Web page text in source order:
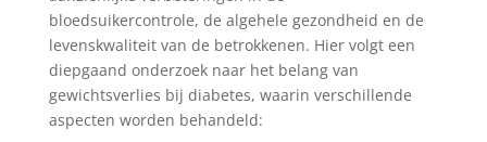
bloedsuikercontrole, de algehele gezondheid en de
levenskwaliteit van de betrokkenen. Hier volgt een
diepgaand onderzoek naar het belang van
gewichtsverlies bij diabetes, waarin verschillende
aspecten worden behandeld: